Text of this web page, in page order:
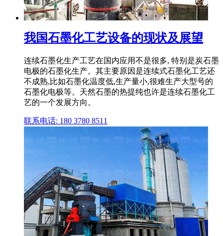
我国石墨化工艺设备的现状及展望
连续石墨化生产工艺在国内应用不是很多, 特别是炭石墨
电极的石墨化生产。其主要原因是连续式石墨化工艺还
不成熟,比如石墨化温度低,生产量小,很难生产大型号的
石墨化电极等。天然石墨的热提纯也许是连续石墨化工
艺的一个发展方向。
联系电话: 180 3780 8511